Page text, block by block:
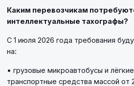
Каким перевозчикам
интеллектуальные тахографы?
С 1 июля 2026 года требования
на:
• грузовые микроавтобусы и
транспортные средства массой от